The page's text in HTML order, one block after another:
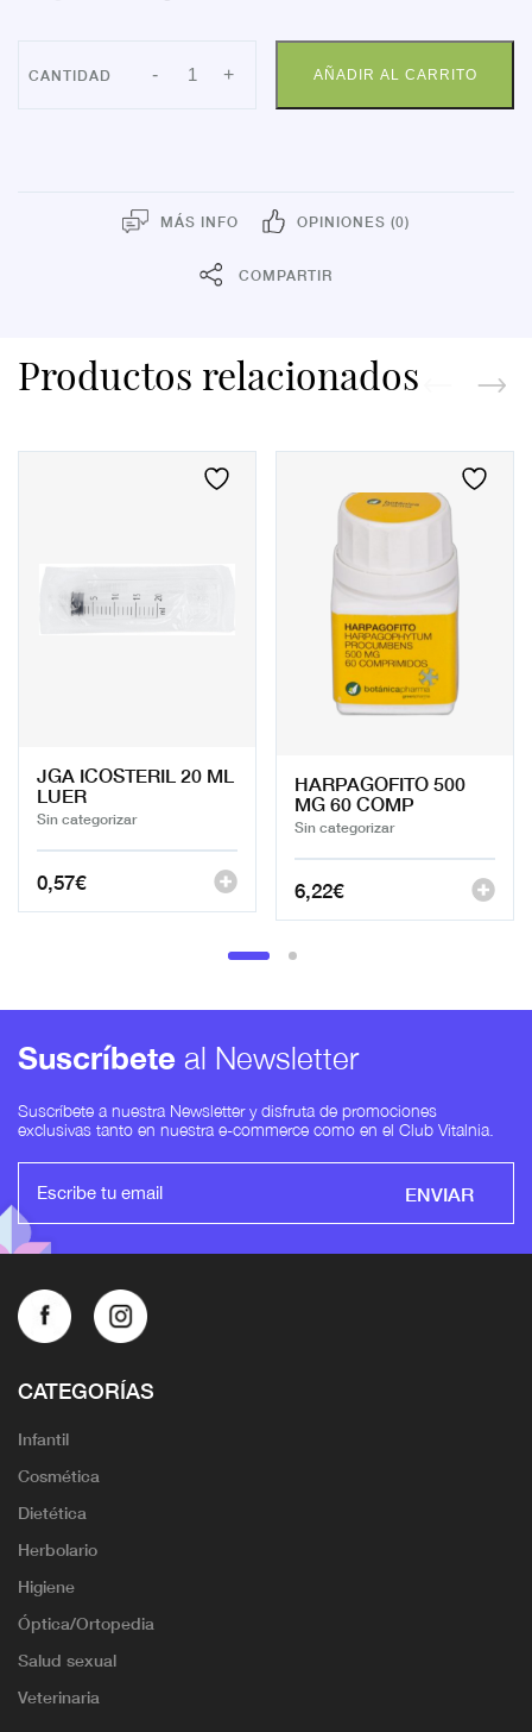
- MEDIA
FARMALASTIC
+ AÑADIR AL CARRITO
MÁS INFO OPINIONES (0)
COMPARTIR
Productos relacionados
JGA ICOSTERIL 20 ML
LUER
Sin categorizar
0,57€
HARPAGOFITO 500
MG 60 COMP
Sin categorizar
6,22€
Suscríbete al Newsletter
Suscríbete a nuestra Newsletter y disfruta de promociones
exclusivas tanto en nuestra e-commerce como en el Club Vitalnia.
ENVIAR
CATEGORÍAS
Infantil
Cosmética
Dietética
Herbolario
Higiene
Óptica/Ortopedia
Salud sexual
Veterinaria